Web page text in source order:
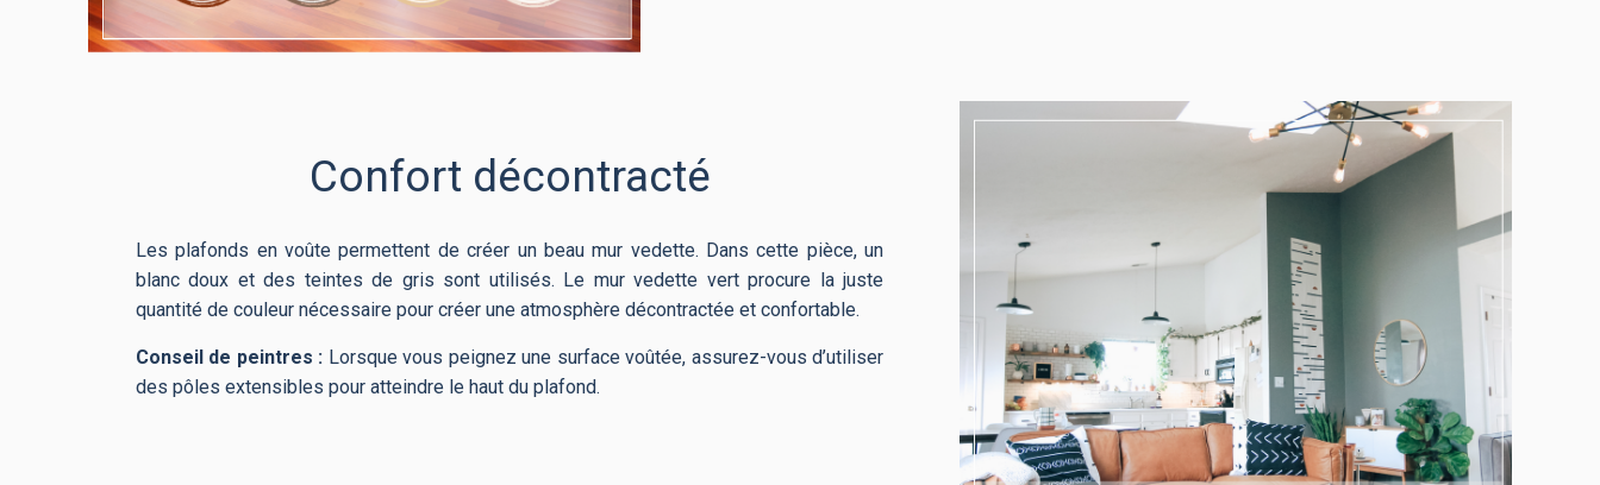
Confort décontracté
Les plafonds en voûte permettent de créer un beau mur vedette. Dans cette pièce, un
blanc doux et des teintes de gris sont utilisés. Le mur vedette vert procure la juste
quantité de couleur nécessaire pour créer une atmosphère décontractée et confortable.
Conseil de peintres : Lorsque vous peignez une surface voûtée, assurez-vous d’utiliser
des pôles extensibles pour atteindre le haut du plafond.